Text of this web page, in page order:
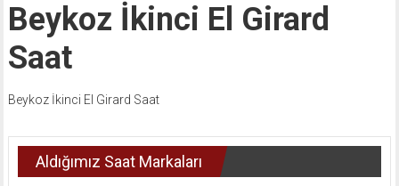
Beykoz İkinci El Girard
Saat
Beykoz İkinci El Girard Saat
Aldığımız Saat Markaları